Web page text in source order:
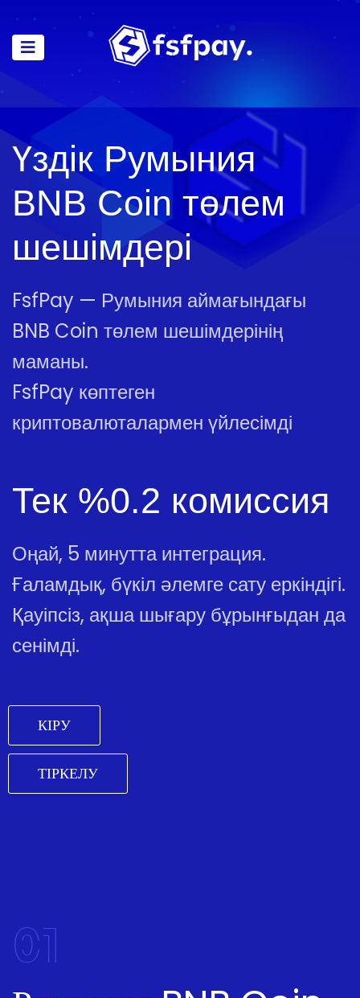
Үздік Румыния
BNB Coin төлем
шешімдері
FsfPay — Румыния аймағындағы
BNB Coin төлем шешімдерінің
маманы.
FsfPay көптеген
криптовалюталармен үйлесімді
Тек %0.2 комиссия
Оңай, 5 минутта интеграция.
Ғаламдық, бүкіл әлемге сату еркіндігі.
Қауіпсіз, ақша шығару бұрынғыдан да
сенімді.
КІРУ
ТІРКЕЛУ
01